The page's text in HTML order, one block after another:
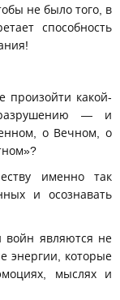
не было того, в
способность
произойти какой-
разрушению — и
о Вечном, о
именно так
и осознавать
войн являются не
энергии, которые
мыслях и